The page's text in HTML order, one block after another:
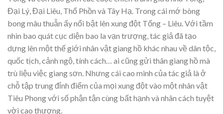
Đại Lý, Đại Liêu, Thổ Phồn và Tây Hạ. Trong cái mớ bòng
bong mâu thuẫn ấy nổi bật lên xung đột Tống – Liêu. Với tầm
nhìn bao quát cục diện bao la vạn trượng, tác giả đã tạo
dựng lên một thế giới nhân vật giang hồ khác nhau về dân tộc,
quốc tịch, cảnh ngộ, tính cách… ai cũng gửi thân giang hồ mà
trù liệu việc giang sơn. Nhưng cái cao minh của tác giả là ở
chỗ tập trung đỉnh điểm của mọi xung đột vào một nhân vật
Tiêu Phong với số phận tận cùng bất hạnh và nhân cách tuyệt
vời cao thượng.